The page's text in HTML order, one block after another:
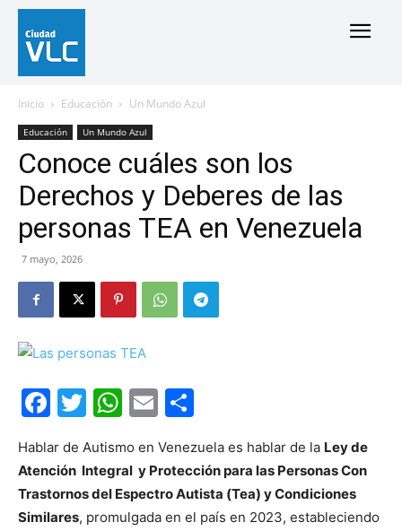
Inicio Educación Un Mundo Azul
Educación Un Mundo Azul
Conoce cuáles son los
Derechos y Deberes de las
personas TEA en Venezuela
7 mayo, 2026
Facebook
Twitter
WhatsApp
Email
Hablar de Autismo en Venezuela es hablar de la Ley de
Atención Integral y Protección para las Personas Con
Trastornos del Espectro Autista (Tea) y Condiciones
Similares, promulgada en el país en 2023, estableciendo